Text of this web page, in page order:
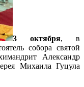
3 октября, в
собора святой
Александр
Михаила Гуцула